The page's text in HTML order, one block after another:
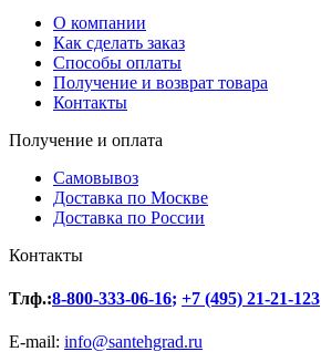
О компании
Как сделать заказ
Способы оплаты
Получение и возврат товара
Контакты
Получение и оплата
Самовывоз
Доставка по Москве
Доставка по России
Контакты
Тлф.:8-800-333-06-16; +7 (495) 21-21-123
E-mail: info@santehgrad.ru